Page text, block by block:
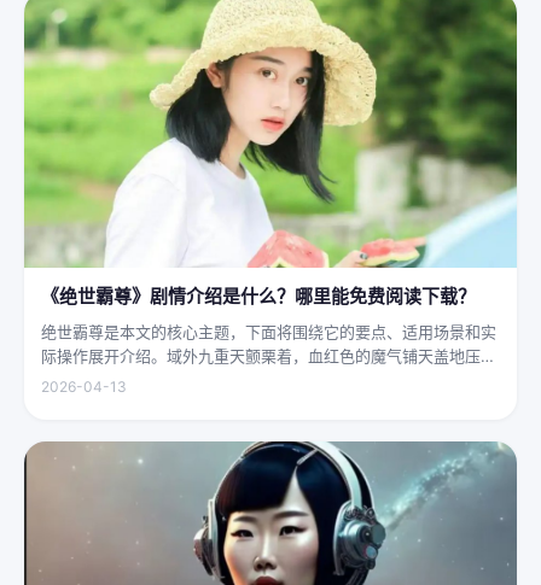
《绝世霸尊》剧情介绍是什么？哪里能免费阅读下载？
绝世霸尊是本文的核心主题，下面将围绕它的要点、适用场景和实
际操作展开介绍。域外九重天颤栗着，血红色的魔气铺天盖地压向
人间界最后一道防线——诛仙阵。阵中百万仙神联军已是强弩之
2026-04-13